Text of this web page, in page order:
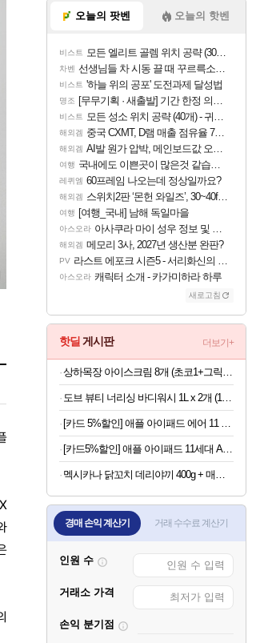
오늘의 팟벤 오늘의 핫벤
비스트 모든 엘리트 골렘 위치 공략 (30개) - 방랑 결투가
차벤 선생님들 차 시동 끌 때 꾸르륵소리나는데
비스트 '하늘 위의 공포' 도전과제 달성법
명조 [무무기획 · 새출발] 기간 한정 의뢰 이벤트
비스트 모든 성소 위치 공략 (40개) - 귀환한 영혼 도전과제
해외겜 중국 CXMT, D램 매출 점유율 7%…글로벌 4위로 부상
해외겜 AI발 원가 압박, 메인보드값 오르나
여행 국내에도 이쁜곳이 많은것 같습니다
레퀴엠 60프레임 나오는데 정상일까요?
해외겜 스위치2판 ‘몬헌 와일즈’, 30~40fps 목표 추정
여행 [여행_국내] 남해 독일마을
아스오라 아사쿠라 마이 성우 정보 및 주요 필모
해외겜 메모리 3사, 2027년 생산분 완판?
PV 라스트 에포크 시즌5 - 서리화신의 분노 티저
아스오라 캐릭터 소개 - 카가미하라 하루
새로고침
핫딜 게시판 더보기+
[카드5%할인] 애플 아이패드 11세대 A16 WiFi 실버, 256GB, WiFi전용
멕시카나 닭꼬치 데리야끼 400g + 매콤숯불 450g (100g당 2,410원)
경매 손익 계산기 거래 수수료 계산기
인원 수
거래소 가격
손익 분기점